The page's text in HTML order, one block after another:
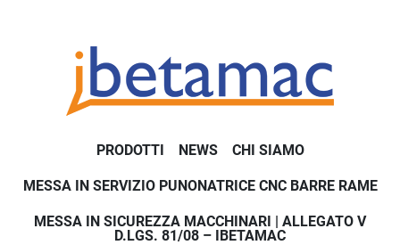
PRODOTTI NEWS CHI SIAMO
MESSA IN SERVIZIO PUNONATRICE CNC BARRE RAME
MESSA IN SICUREZZA MACCHINARI | ALLEGATO V
D.LGS. 81/08 – IBETAMAC